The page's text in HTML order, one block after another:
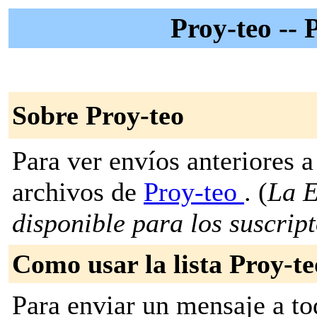
Proy-teo --
Sobre Proy-teo
Para ver envíos anteriores
archivos de Proy-teo . (La
disponible para los
Como usar la lista Proy-
Para enviar un mensaje a